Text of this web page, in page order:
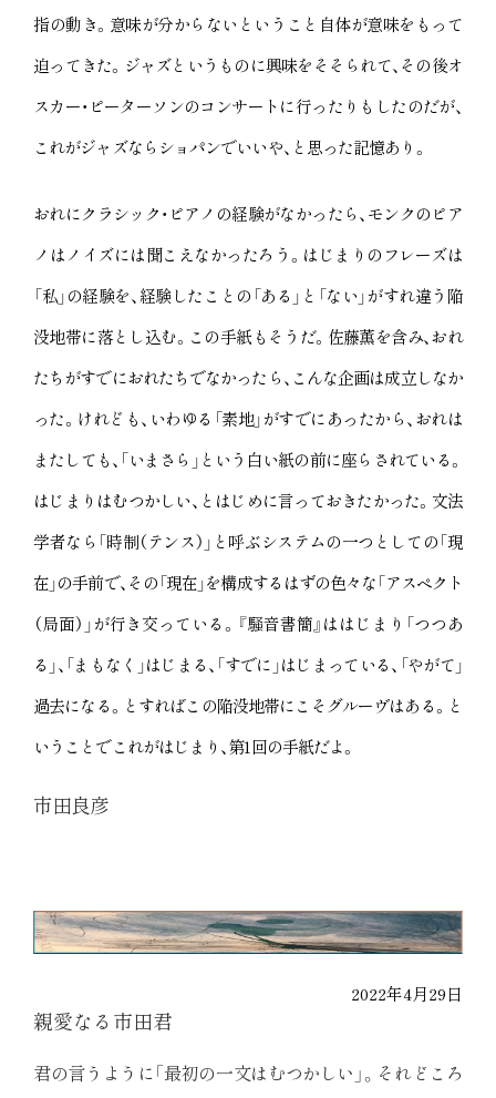
指の動き。意味が分からないということ自体が意味をもって
迫ってきた。ジャズというものに興味をそそられて、その後オ
スカー・ピーターソンのコンサートに行ったりもしたのだが、
これがジャズならショパンでいいや、と思った記憶あり。
おれにクラシック・ピアノの経験がなかったら、モンクのピア
ノはノイズには聞こえなかったろう。はじまりのフレーズは
「私」の経験を、経験したことの「ある」と「ない」がすれ違う陥
没地帯に落とし込む。この手紙もそうだ。佐藤薫を含み、おれ
たちがすでにおれたちでなかったら、こんな企画は成立しなか
った。けれども、いわゆる「素地」がすでにあったから、おれは
またしても、「いまさら」という白い紙の前に座らされている。
はじまりはむつかしい、とはじめに言っておきたかった。文法
学者なら「時制（テンス）」と呼ぶシステムの一つとしての「現
在」の手前で、その「現在」を構成するはずの色々な「アスペクト
（局面）」が行き交っている。『騒音書簡』ははじまり「つつあ
る」、「まもなく」はじまる、「すでに」はじまっている、「やがて」
過去になる。とすればこの陥没地帯にこそグルーヴはある。と
いうことでこれがはじまり、第1 回の手紙だよ。
市田良彦
2022年4月29日
親愛なる市田君
君の言うように「最初の一文はむつかしい」。それどころ